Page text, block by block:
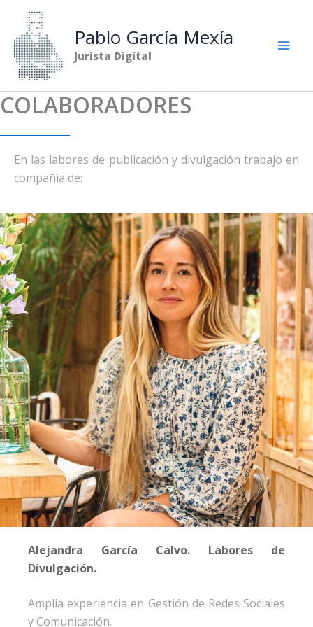
contenido
Pablo García Mexía
Jurista Digital
COLABORADORES
En las labores de publicación y divulgación trabajo en
compañía de:
Alejandra García Calvo. Labores de
Divulgación.
Amplia experiencia en Gestión de Redes Sociales
y Comunicación.